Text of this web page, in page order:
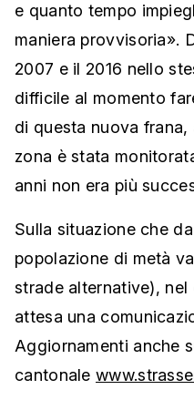
e quanto tempo
maniera provvisoria».
2007 e il 2016 nello
difficile al momento
di questa nuova frana,
zona è stata
anni non era più
Sulla situazione che
popolazione di metà
strade alternative),
attesa una
Aggiornamenti anche
cantonale